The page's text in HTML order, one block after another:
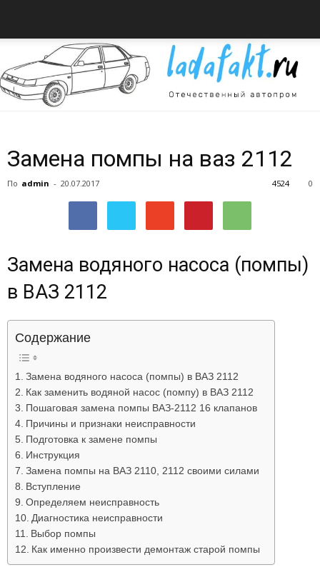
автомобилях
ВАЗ
Замена помпы на ваз 2112
По admin - 20.07.2017 0
4524
Замена водяного насоса (помпы)
в ВАЗ 2112
Содержание
Замена водяного насоса (помпы) в ВАЗ 2112
Как заменить водяной насос (помпу) в ВАЗ 2112
Пошаговая замена помпы ВАЗ-2112 16 клапанов
Причины и признаки неисправности
Подготовка к замене помпы
Инструкция
Замена помпы на ВАЗ 2110, 2112 своими силами
Вступление
Определяем неисправность
Диагностика неисправности
Выбор помпы
Как именно произвести демонтаж старой помпы